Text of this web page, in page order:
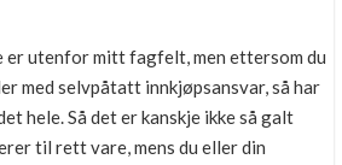
er utenfor mitt fagfelt, men ettersom du
med selvpåtatt innkjøpsansvar, så har
hele. Så det er kanskje ikke så galt
til rett vare, mens du eller din